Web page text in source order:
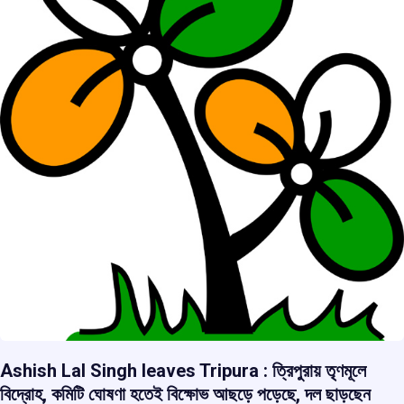
Ashish Lal Singh leaves Tripura : ত্রিপুরায় তৃণমূলে
বিদ্রোহ, কমিটি ঘোষণা হতেই বিক্ষোভ আছড়ে পড়েছে, দল ছাড়ছেন